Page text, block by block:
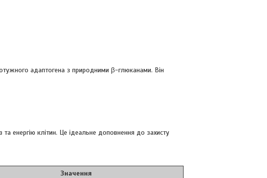
адаптогена з природними β-глюканами. Він
енергію клітин. Це ідеальне доповнення до захисту
Значення